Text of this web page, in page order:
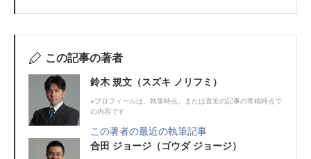
この記事の著者
鈴木 規文（スズキ ノリフミ）
※プロフィールは、執筆時点、または直近の記事の寄稿時点で
の内容です
この著者の最近の執筆記事
合田 ジョージ（ゴウダ ジョージ）